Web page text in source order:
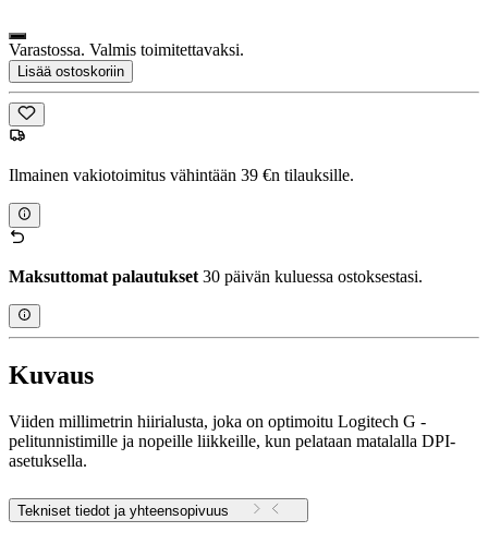
Varastossa. Valmis toimitettavaksi.
Lisää ostoskoriin
Ilmainen vakiotoimitus vähintään 39 €n tilauksille.
Maksuttomat palautukset 30 päivän kuluessa ostoksestasi.
Kuvaus
Viiden millimetrin hiirialusta, joka on optimoitu Logitech G -
pelitunnistimille ja nopeille liikkeille, kun pelataan matalalla DPI-
asetuksella.
Tekniset tiedot ja yhteensopivuus